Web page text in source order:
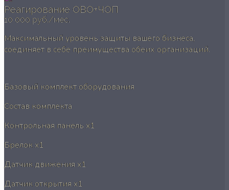
Реагирование ОВО+ЧОП
10 000 руб./мес.
Максимальный уровень защиты вашего бизнеса,
соединяет в себе преимущества обеих организаций.
Базовый комплект оборудования
Состав комплекта
Контрольная панель x1
Брелокx1
Датчик движения x1
Датчик открытия x1